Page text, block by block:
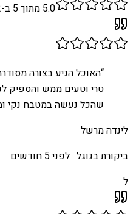
5.0 מתוך 5 ב-
“האוכל הגיע בצורה
טרי וטעים ממש והספיק
שהכל נעשה במטבח נקי
לינדה מרשל
ביקורת בגוגל ·לפני 5 חודשים
ל